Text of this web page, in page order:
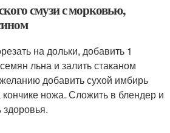
смузи с морковью,
на дольки, добавить 1
льна и залить стаканом
добавить сухой имбирь
ножа. Сложить в блендер и
здоровья.